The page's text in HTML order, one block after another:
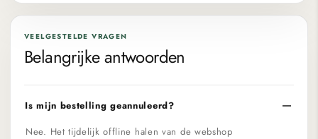
VEELGESTELDE VRAGEN
Belangrijke antwoorden
Is mijn bestelling geannuleerd?
Nee. Het tijdelijk offline halen van de webshop